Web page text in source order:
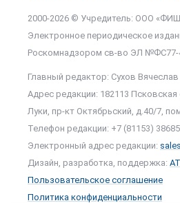
2000-2026 © Учредитель: ООО
Электронное периодическое
Роскомнадзором cв-во ЭЛ №ФС77-
Главный редактор: Сухов
Адрес редакции: 182113 Псковская
Луки, пр-кт Октябрьский, д.40/7,
Телефон редакции: +7 (81153) 38685
Электронный адрес редакции:
Дизайн, разработка, поддержка:
Пользовательское соглашение
Политика конфиденциальности